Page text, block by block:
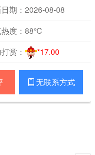
期：2026-08-08
度： 88℃
赏： *17.00
 无联系方式